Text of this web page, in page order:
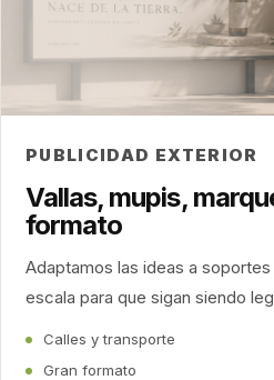
PUBLICIDAD EXTERIOR
Vallas, mupis,
formato
Adaptamos las ideas a
escala para que sigan siendo
Calles y transporte
Gran formato